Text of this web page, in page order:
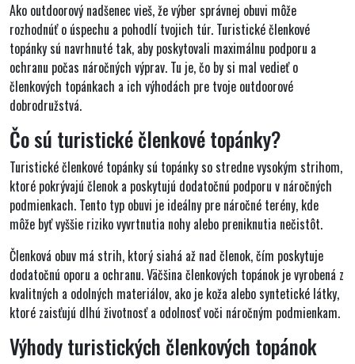
Ako outdoorový nadšenec vieš, že výber správnej obuvi môže
rozhodnúť o úspechu a pohodlí tvojich túr. Turistické členkové
topánky sú navrhnuté tak, aby poskytovali maximálnu podporu a
ochranu počas náročných výprav. Tu je, čo by si mal vedieť o
členkových topánkach a ich výhodách pre tvoje outdoorové
dobrodružstvá.
Čo sú turistické členkové topánky?
Turistické členkové topánky sú topánky so stredne vysokým strihom,
ktoré pokrývajú členok a poskytujú dodatočnú podporu v náročných
podmienkach. Tento typ obuvi je ideálny pre náročné terény, kde
môže byť vyššie riziko vyvrtnutia nohy alebo preniknutia nečistôt.
Členková obuv má strih, ktorý siahá až nad členok, čím poskytuje
dodatočnú oporu a ochranu. Väčšina členkových topánok jevyrobená z
kvalitných a odolných materiálov, ako je koža alebo syntetické látky,
ktoré zaisťujú dlhú životnosť a odolnosť voči náročným podmienkam.
Výhody turistických členkových topánok